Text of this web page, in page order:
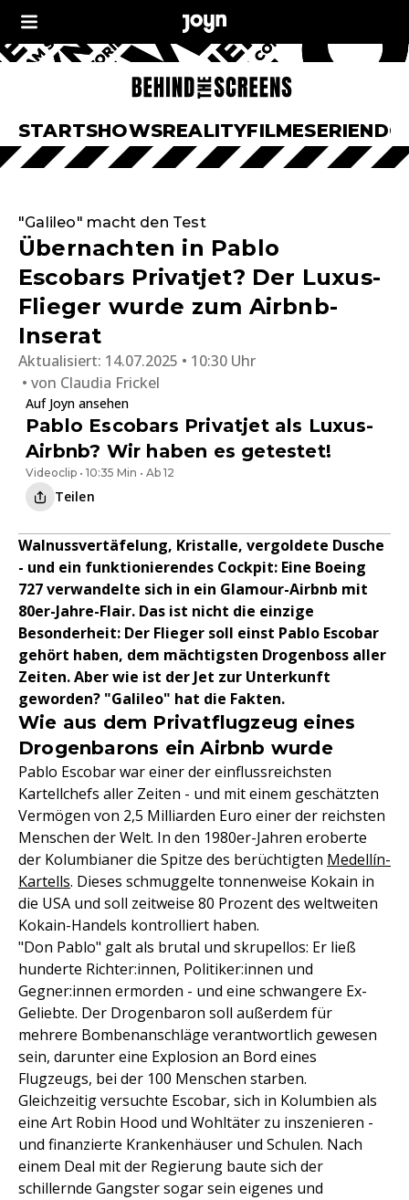
STARTSHOWSREALITYFILMESERIEN
"Galileo" macht den Test
Übernachten in Pablo
Escobars Privatjet? Der Luxus-
Flieger wurde zum Airbnb-
Inserat
Aktualisiert: 14.07.2025 • 10:30 Uhr
von Claudia Frickel
Auf Joyn ansehen
Pablo Escobars Privatjet als Luxus-
Airbnb? Wir haben es getestet!
Videoclip • 10:35 Min • Ab 12
Teilen
Walnussvertäfelung, Kristalle, vergoldete Dusche
- und ein funktionierendes Cockpit: Eine Boeing
727 verwandelte sich in ein Glamour-Airbnb mit
80er-Jahre-Flair. Das ist nicht die einzige
Besonderheit: Der Flieger soll einst Pablo Escobar
gehört haben, dem mächtigsten Drogenboss aller
Zeiten. Aber wie ist der Jet zur Unterkunft
geworden? "Galileo" hat die Fakten.
Wie aus dem Privatflugzeug eines
Drogenbarons ein Airbnb wurde
Pablo Escobar war einer der einflussreichsten
Kartellchefs aller Zeiten - und mit einem geschätzten
Vermögen von 2,5 Milliarden Euro einer der reichsten
Menschen der Welt. In den 1980er-Jahren eroberte
der Kolumbianer die Spitze des berüchtigten Medellín-
Kartells. Dieses schmuggelte tonnenweise Kokain in
die USA und soll zeitweise 80 Prozent des weltweiten
Kokain-Handels kontrolliert haben.
"Don Pablo" galt als brutal und skrupellos: Er ließ
hunderte Richter:innen, Politiker:innen und
Gegner:innen ermorden - und eine schwangere Ex-
Geliebte. Der Drogenbaron soll außerdem für
mehrere Bombenanschläge verantwortlich gewesen
sein, darunter eine Explosion an Bord eines
Flugzeugs, bei der 100 Menschen starben.
Gleichzeitig versuchte Escobar, sich in Kolumbien als
eine Art Robin Hood und Wohltäter zu inszenieren -
und finanzierte Krankenhäuser und Schulen. Nach
einem Deal mit der Regierung baute sich der
schillernde Gangster sogar sein eigenes und